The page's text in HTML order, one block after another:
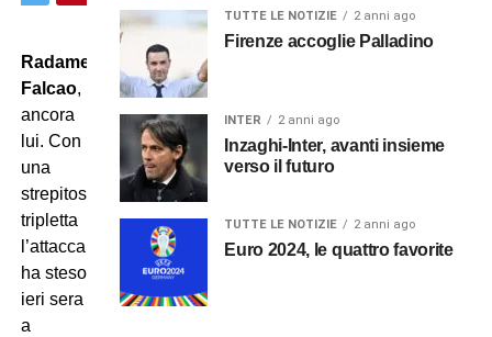
Radamel
Falcao,
ancora
lui. Con
una
strepitosa
tripletta
l’attaccante
ha steso
ieri sera
a
TUTTE LE NOTIZIE 2 anni ago
Firenze accoglie Palladino
INTER 2 anni ago
Inzaghi-Inter, avanti insieme
verso il futuro
TUTTE LE NOTIZIE 2 anni ago
Euro 2024, le quattro favorite